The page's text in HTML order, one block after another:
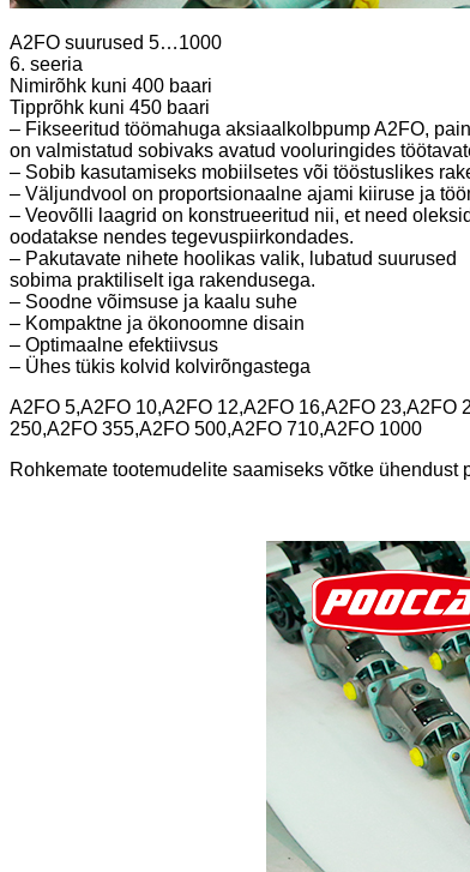
A2FO suurused 5…1000
6. seeria
Nimirõhk kuni 400 baari
Tipprõhk kuni 450 baari
– Fikseeritud töömahuga aksiaalkolbpump A2FO,
on valmistatud sobivaks avatud vooluringides
– Sobib kasutamiseks mobiilsetes või tööstuslikes
– Väljundvool on proportsionaalne ajami kiiruse ja
– Veovõlli laagrid on konstrueeritud nii, et need
oodatakse nendes tegevuspiirkondades.
– Pakutavate nihete hoolikas valik, lubatud suurused
sobima praktiliselt iga rakendusega.
– Soodne võimsuse ja kaalu suhe
– Kompaktne ja ökonoomne disain
– Optimaalne efektiivsus
– Ühes tükis kolvid kolvirõngastega
A2FO 5,A2FO 10,A2FO 12,A2FO 16,A2FO
250,A2FO 355,A2FO 500,A2FO 710,A2FO 1000
Rohkemate tootemudelite saamiseks võtke ühendust